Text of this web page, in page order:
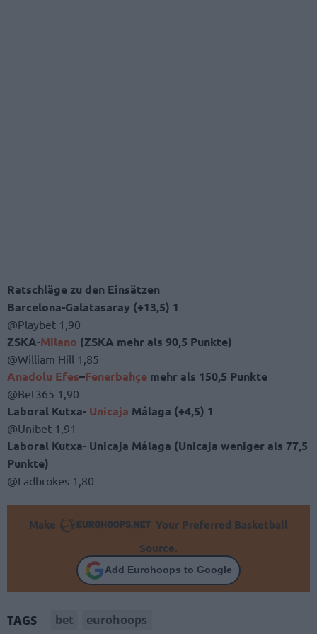
Ratschläge zu den Einsätzen
Barcelona-Galatasaray (+13,5) 1
@Playbet 1,90
ZSKA-Milano (ZSKA mehr als 90,5 Punkte)
@William Hill 1,85
Anadolu Efes–Fenerbahçe mehr als 150,5 Punkte
@Bet365 1,90
Laboral Kutxa- Unicaja Málaga (+4,5) 1
@Unibet 1,91
Laboral Kutxa- Unicaja Málaga (Unicaja weniger als 77,5
Punkte)
@Ladbrokes 1,80
Make
Your Preferred Basketball
Source.
Add Eurohoops to Google
TAGS bet eurohoops